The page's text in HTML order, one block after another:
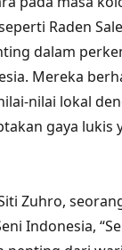
Raden
dalam
Mereka
nilai lokal
gaya lukis
Zuhro,
Indonesia,